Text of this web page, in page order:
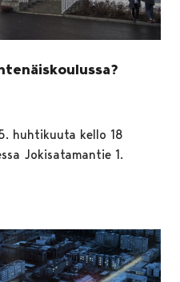
huhtikuuta kello 18
Jokisatamantie 1.